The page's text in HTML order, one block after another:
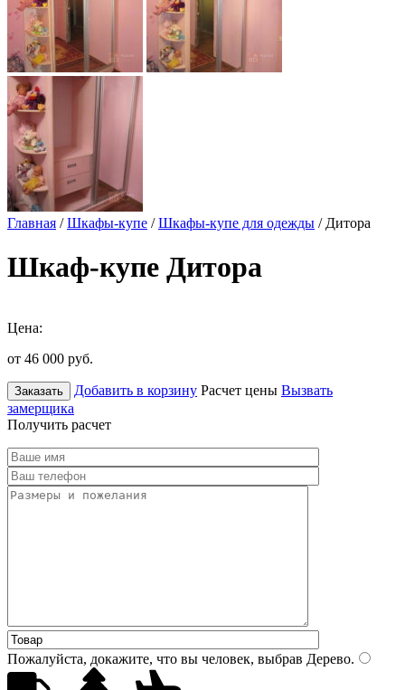
Главная /Шкафы-купе /Шкафы-купе для одежды / Дитора
Шкаф-купе Дитора
Цена:
от 46 000 руб.
Заказать Добавить в корзину Расчет цены Вызвать
замерщика
Получить расчет
Пожалуйста, докажите, что вы человек, выбрав Дерево.